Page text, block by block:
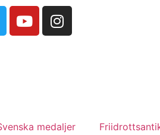
medaljer